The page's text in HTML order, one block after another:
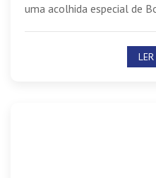
uma acolhida especial de